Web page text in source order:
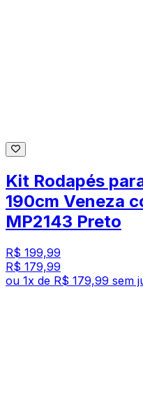
Kit Rodapés
190cm Veneza
MP2143 Preto
R$ 199,99
R$ 179,99
ou 1x de R$ 179,99 sem